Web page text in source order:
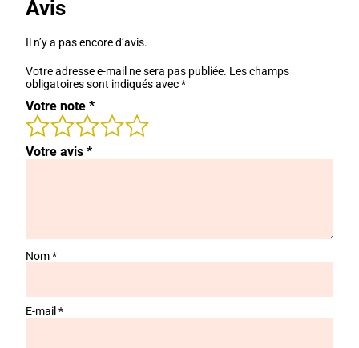
Avis
Il n’y a pas encore d’avis.
Votre adresse e-mail ne sera pas publiée. Les champs
obligatoires sont indiqués avec*
Votre note *
Votre avis *
Nom*
E-mail *